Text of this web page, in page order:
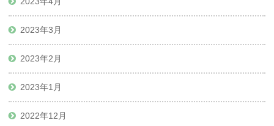
2023年3月
2023年2月
2023年1月
2022年12月